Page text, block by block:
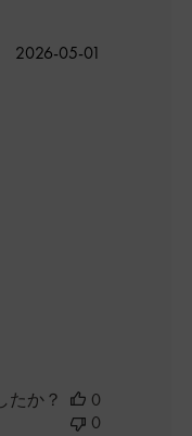
2026-05-01
たか？
0
0